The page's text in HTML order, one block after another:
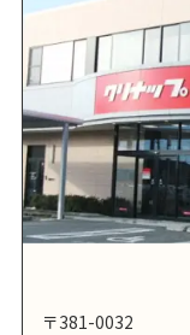
〒381-0032